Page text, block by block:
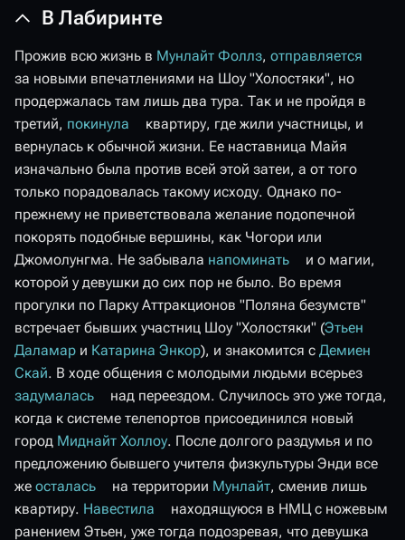
В Лабиринте
Прожив всю жизнь в Мунлайт Фоллз, отправляется
за новыми впечатлениями на Шоу "Холостяки", но
продержалась там лишь два тура. Так и не пройдя в
третий, покинула
квартиру, где жили участницы, и
вернулась к обычной жизни. Ее наставница Майя
изначально была против всей этой затеи, а от того
только порадовалась такому исходу. Однако по-
прежнему не приветствовала желание подопечной
покорять подобные вершины, как Чогори или
Джомолунгма. Не забывала напоминать
и о магии,
которой у девушки до сих пор не было. Во время
прогулки по Парку Аттракционов "Поляна безумств"
встречает бывших участниц Шоу "Холостяки" (Этьен
Даламар и Катарина Энкор), и знакомится с Демиен
Скай. В ходе общения с молодыми людьми всерьез
задумалась
над переездом. Случилось это уже тогда,
когда к системе телепортов присоединился новый
город Миднайт Холлоу. После долгого раздумья и по
предложению бывшего учителя физкультуры Энди все
же осталась на территории Мунлайт, сменив лишь
квартиру. Навестила
находящуюся в НМЦ с ножевым
ранением Этьен, уже тогда подозревая, что девушка